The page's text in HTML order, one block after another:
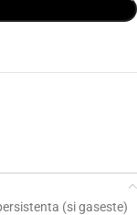
(si gaseste)